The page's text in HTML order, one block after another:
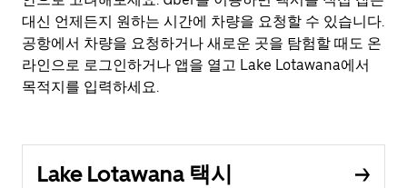
대신 언제든지 원하는 시간에 차량을 요청할 수 있습니다.
공항에서 차량을 요청하거나 새로운 곳을 탐험할 때도 온
라인으로 로그인하거나 앱을 열고 Lake Lotawana에서
목적지를 입력하세요.
Lake Lotawana 택시